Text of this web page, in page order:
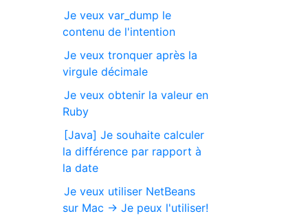
Je veux var_dump le
contenu de l'intention
Je veux tronquer après la
virgule décimale
Je veux obtenir la valeur en
Ruby
[Java] Je souhaite calculer
la différence par rapport à
la date
Je veux utiliser NetBeans
sur Mac → Je peux l'utiliser!